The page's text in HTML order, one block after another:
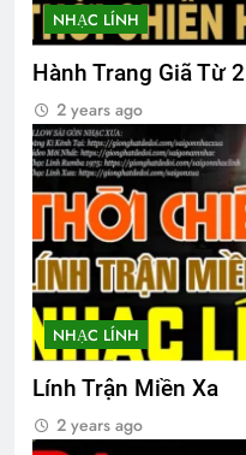
NHẠC LÍNH
Hành Trang Giã Từ 2
2 years ago
NHẠC LÍNH
Lính Trận Miền Xa
2 years ago